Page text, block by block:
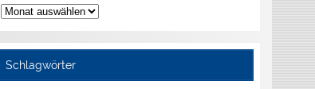
Nachrichten-
Archiv
Schlagwörter